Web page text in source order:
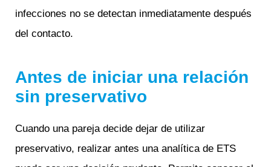
infecciones no se detectan inmediatamente después
del contacto.
Antes de iniciar una relación
sin preservativo
Cuando una pareja decide dejar de utilizar
preservativo, realizar antes una analítica de ETS